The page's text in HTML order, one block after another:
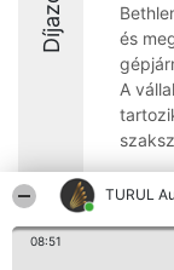
TURUL
08:51
és
A
8.7